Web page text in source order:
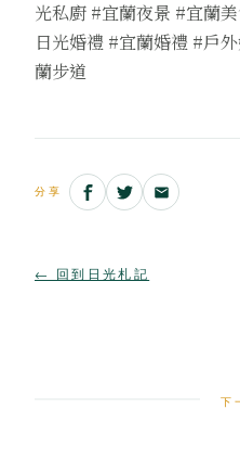
光私廚 #宜蘭夜景 #宜蘭
日光婚禮 #宜蘭婚禮 #戶
蘭步道
分享
← 回到日光札記
下